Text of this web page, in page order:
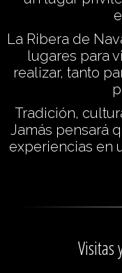
La Ribera de
lugares para
realizar, tanto
Tradición,
Jamás pensará
experiencias en
Visitas